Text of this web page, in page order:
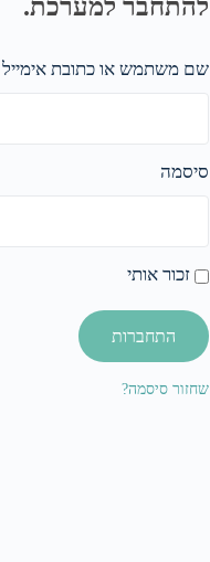
להתחבר למערכת.
שם משתמש או כתובת אימייל
סיסמה
זכור אותי
התחברות
שחזור סיסמה?